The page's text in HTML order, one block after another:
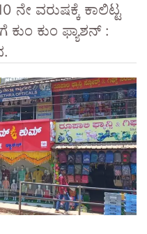
ನೇ ವರುಷಕ್ಕೆ ಕಾಲಿಟ್ಟ
ಕುಂ ಫ್ಯಾಶನ್ :